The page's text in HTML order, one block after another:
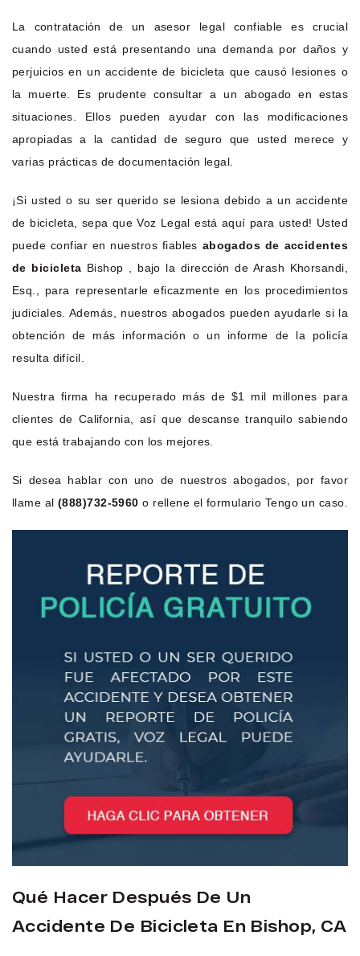
La contratación de un asesor legal confiable es crucial
cuando usted está presentando una demanda por daños y
perjuicios en un accidente de bicicleta que causó lesiones o
la muerte. Es prudente consultar a un abogado en estas
situaciones. Ellos pueden ayudar con las modificaciones
apropiadas a la cantidad de seguro que usted merece y
varias prácticas de documentación legal.
¡Si usted o su ser querido se lesiona debido a un accidente
de bicicleta, sepa que Voz Legal está aquí para usted! Usted
puede confiar en nuestros fiables abogados de accidentes
de bicicleta Bishop , bajo la dirección de Arash Khorsandi,
Esq., para representarle eficazmente en los procedimientos
judiciales. Además, nuestros abogados pueden ayudarle si la
obtención de más información o un informe de la policía
resulta difícil.
Nuestra firma ha recuperado más de $1 mil millones para
clientes de California, así que descanse tranquilo sabiendo
que está trabajando con los mejores.
Si desea hablar con uno de nuestros abogados, por favor
llame al (888)732-5960 o rellene el formulario Tengo un caso.
Qué Hacer Después De Un
Accidente De Bicicleta En Bishop, CA